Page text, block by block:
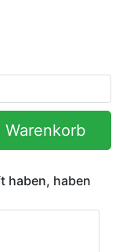
Warenkorb
haben, haben